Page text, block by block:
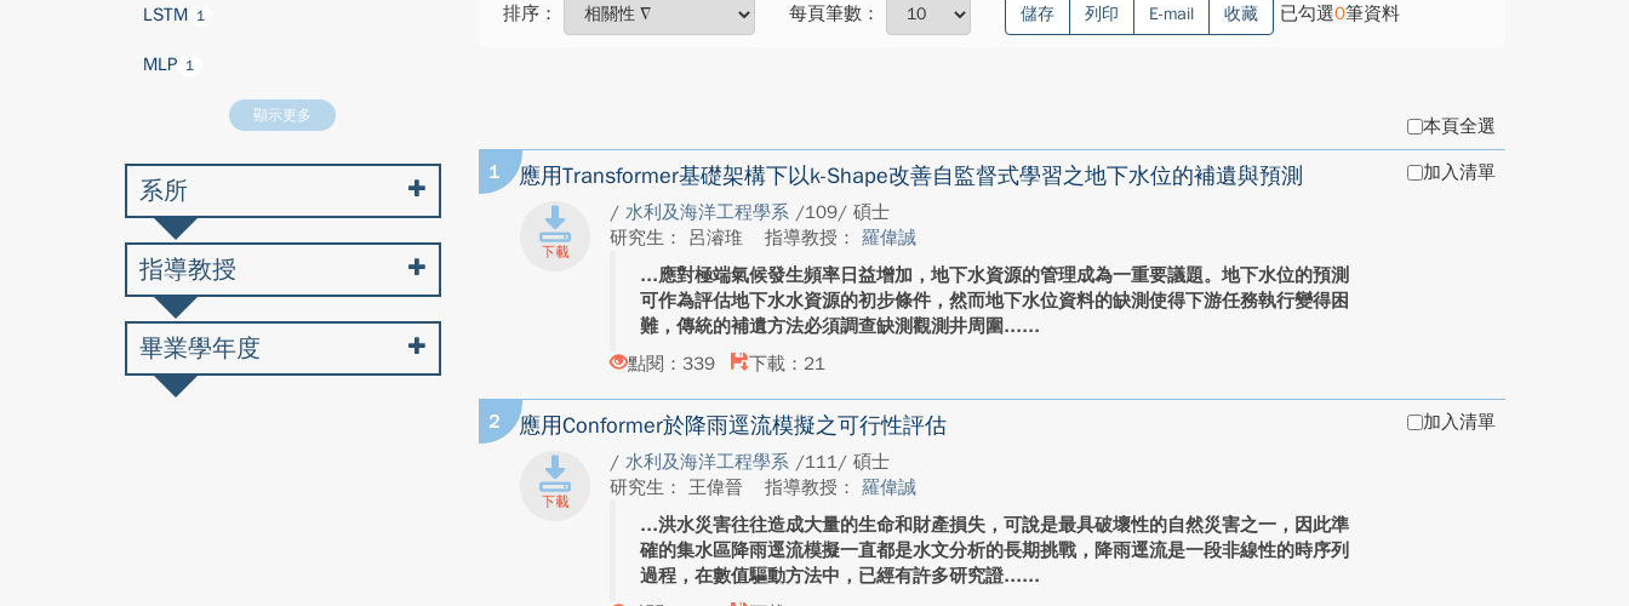
排序： 每頁筆數： 儲存 列印 E-mail 收藏 已勾選0筆資料
本頁全選
1 應用Transformer基礎架構下以k-Shape改善自監督式學習之地下水位的補遺與預測
/ 水利及海洋工程學系 /109/ 碩士
研究生： 呂濬琟
指導教授： 羅偉誠
應對極端氣候發生頻率日益增加，地下水資源的管理成為一重要議題。地下水位的預測
可作為評估地下水水資源的初步條件，然而地下水位資料的缺測使得下游任務執行變得困
難，傳統的補遺方法必須調查缺測觀測井周圍...
點閱：339
下載：21
加入清單
2 應用Conformer於降雨逕流模擬之可行性評估
/ 水利及海洋工程學系 /111/ 碩士
研究生： 王偉晉
指導教授： 羅偉誠
洪水災害往往造成大量的生命和財產損失，可說是最具破壞性的自然災害之一，因此準
確的集水區降雨逕流模擬一直都是水文分析的長期挑戰，降雨逕流是一段非線性的時序列
過程，在數值驅動方法中，已經有許多研究證...
加入清單
LSTM 1
MLP 1
顯示更多
系所
指導教授
畢業學年度